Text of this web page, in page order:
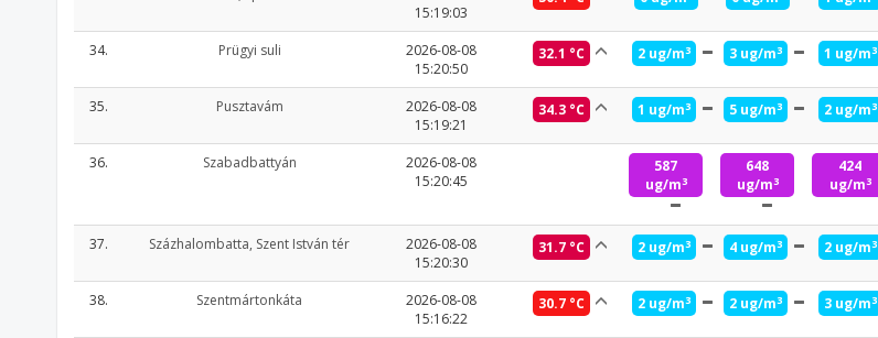
15:19:03
34.
Prügyi suli
2026-08-08
15:20:50
32.1 °C 2 ug/m3 3 ug/m3 1 ug/m3
35.
Pusztavám
2026-08-08
15:19:21
34.3 °C 1 ug/m3 5 ug/m3 2 ug/m3
36. Szabadbattyán
2026-08-08
15:20:45
587
ug/m3
648
ug/m3
424
ug/m3
37. Százhalombatta, Szent István tér
2026-08-08
15:20:30
31.7 °C 2 ug/m3 4 ug/m3 2 ug/m3
38. Szentmártonkáta
2026-08-08
15:16:22
30.7 °C 2 ug/m3 2 ug/m3 3 ug/m3